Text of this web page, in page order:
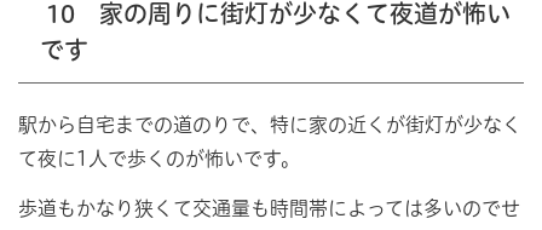
10 家の周りに街灯が少なくて夜道が怖い
です
駅から自宅までの道のりで、特に家の近くが街灯が少なく
て夜に1人で歩くのが怖いです。
歩道もかなり狭くて交通量も時間帯によっては多いのでせ